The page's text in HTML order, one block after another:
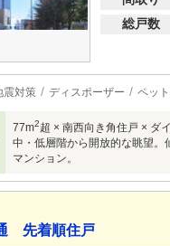
総戸数
震対策 ディスポーザー ペッ
77m2超 × 南西向き角住戸 × ダ
中・低層階から開放的な眺望
マンション。
先着順住戸